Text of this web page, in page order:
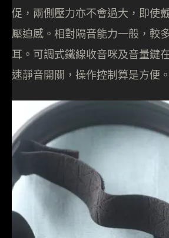
促，兩側壓力亦不會過大，即使
壓迫感。相對隔音能力一般，較
耳。可調式鐵線收音咪及音量鍵
速靜音開關，操作控制算是方便。